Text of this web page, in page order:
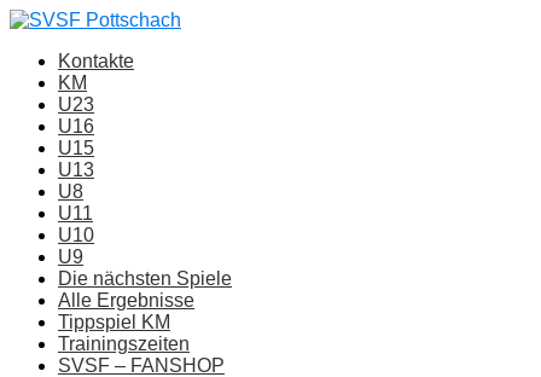
Kontakte
KM
U23
U16
U15
U13
U8
U11
U10
U9
Die nächsten Spiele
Alle Ergebnisse
Tippspiel KM
Trainingszeiten
SVSF – FANSHOP